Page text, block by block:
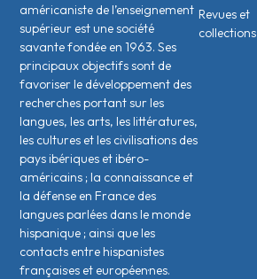
Revues et
collections
américaniste de l’enseignement
supérieur est une société
savante fondée en 1963. Ses
principaux objectifs sont de
favoriser le développement des
recherches portant sur les
langues, les arts, les littératures,
les cultures et les civilisations des
pays ibériques et ibéro-
américains ; la connaissance et
la défense en France des
langues parlées dans le monde
hispanique ; ainsi que les
contacts entre hispanistes
français·es et européen·nes.